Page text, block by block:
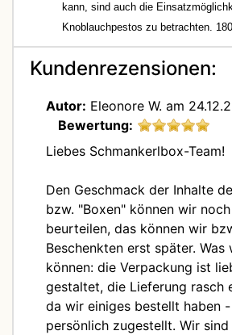
kann, sind auch die
Knoblauchpestos zu betrachten.
Kundenrezensionen:
Autor: Eleonore W. am
Bewertung:
Liebes Schmankerlbox-Team!
Den Geschmack der Inhalte
bzw. "Boxen" können wir
beurteilen, das können wir
Beschenkten erst später.
können: die Verpackung ist
gestaltet, die Lieferung rasch
da wir einiges bestellt haben
persönlich zugestellt. Wir